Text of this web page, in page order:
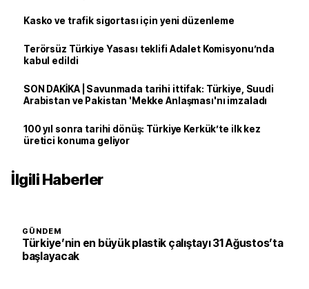
Kasko ve trafik sigortası için yeni düzenleme
Terörsüz Türkiye Yasası teklifi Adalet Komisyonu’nda
kabul edildi
SON DAKİKA | Savunmada tarihi ittifak: Türkiye, Suudi
Arabistan ve Pakistan 'Mekke Anlaşması'nı imzaladı
100 yıl sonra tarihi dönüş: Türkiye Kerkük’te ilk kez
üretici konuma geliyor
İlgili Haberler
GÜNDEM
Türkiye’nin en büyük plastik çalıştayı 31 Ağustos’ta
başlayacak